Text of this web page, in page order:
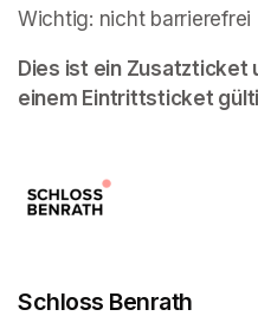
Wichtig: nicht barrierefrei
Dies ist ein Zusatzticket
einem Eintrittsticket
Schloss Benrath